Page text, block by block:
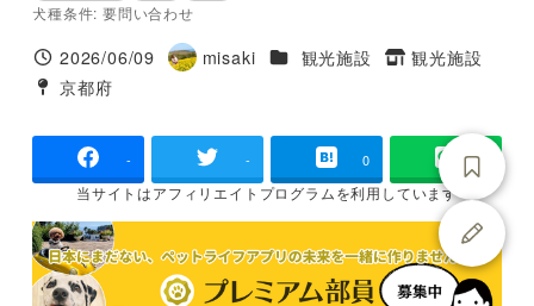
犬種条件: 要問い合わせ
投稿日
2026/06/09
著
misaki 施設ジャンル
観光施設
タグ
観光施設
タグ
京都府
- - 0
当サイトはアフィリエイトプログラムを利用しています